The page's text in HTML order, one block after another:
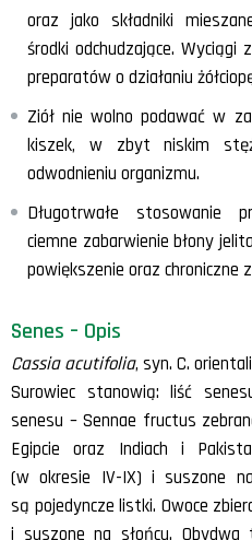
oraz jako składniki
środki odchudzające. Wyciągi
preparatów o działaniu
Ziół nie wolno podawać w
kiszek, w zbyt niskim
odwodnieniu organizmu.
Długotrwałe stosowanie
ciemne zabarwienie błony
powiększenie oraz chroniczne
Senes – Opis
Cassia acutifolia, syn. C.
Surowiec stanowią: liść
senesu – Sennae fructus
Egipcie oraz Indiach i
(w okresie IV-IX) i suszone
są pojedyncze listki. Owoce
i suszone na słońcu. Obydwa